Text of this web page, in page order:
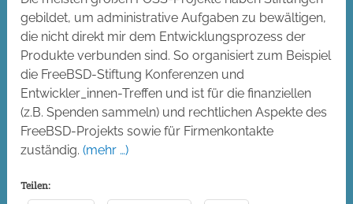
gebildet, um administrative Aufgaben zu bewältigen,
die nicht direkt mir dem Entwicklungsprozess der
Produkte verbunden sind. So organisiert zum Beispiel
die FreeBSD-Stiftung Konferenzen und
Entwickler_innen-Treffen und ist für die finanziellen
(z.B. Spenden sammeln) und rechtlichen Aspekte des
FreeBSD-Projekts sowie für Firmenkontakte
zuständig.(mehr …)
Teilen: